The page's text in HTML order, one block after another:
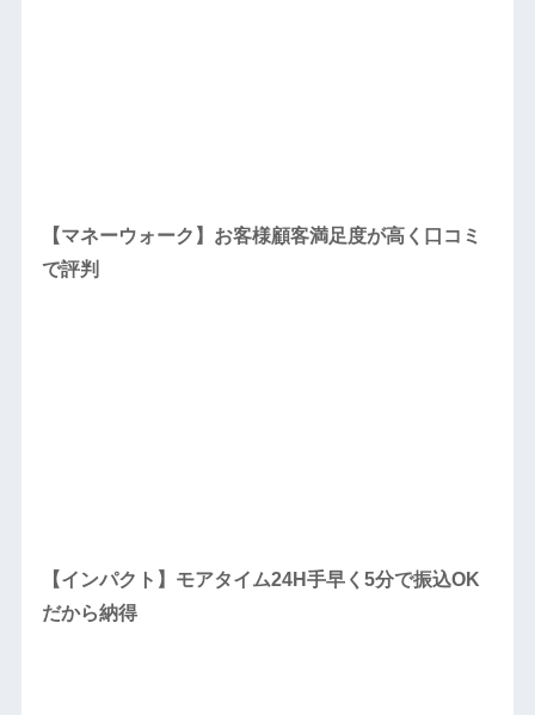
【マネーウォーク】お客様顧客満足度が高く口コミ
で評判
【インパクト】モアタイム24H手早く5分で振込OK
だから納得